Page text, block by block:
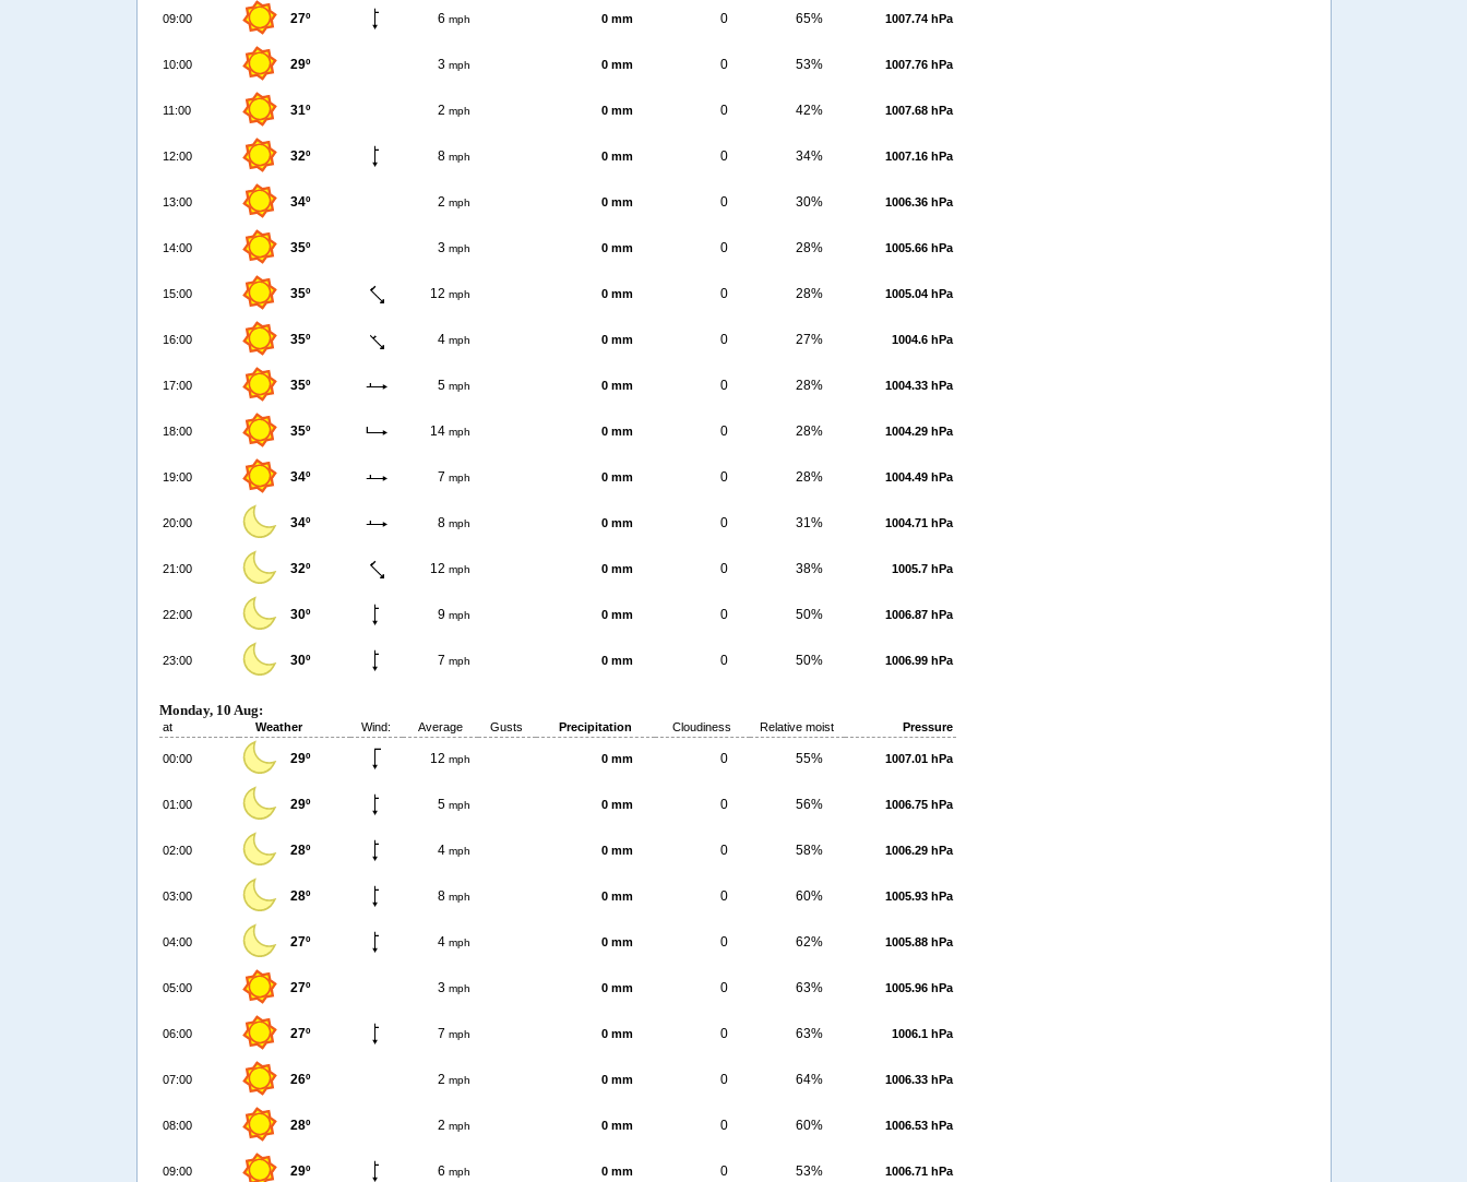
09:00 27º 6 mph 0 mm 0 65% 1007.74 hPa
10:00 29º 3 mph 0 mm 0 53% 1007.76 hPa
11:00 31º 2 mph 0 mm 0 42% 1007.68 hPa
12:00 32º 8 mph 0 mm 0 34% 1007.16 hPa
13:00 34º 2 mph 0 mm 0 30% 1006.36 hPa
14:00 35º 3 mph 0 mm 0 28% 1005.66 hPa
15:00 35º 12 mph 0 mm 0 28% 1005.04 hPa
16:00 35º 4 mph 0 mm 0 27% 1004.6 hPa
17:00 35º 5 mph 0 mm 0 28% 1004.33 hPa
18:00 35º 14 mph 0 mm 0 28% 1004.29 hPa
19:00 34º 7 mph 0 mm 0 28% 1004.49 hPa
20:00 34º 8 mph 0 mm 0 31% 1004.71 hPa
21:00 32º 12 mph 0 mm 0 38% 1005.7 hPa
22:00 30º 9 mph 0 mm 0 50% 1006.87 hPa
23:00 30º 7 mph 0 mm 0 50% 1006.99 hPa
Monday, 10 Aug:
at Weather Wind: Average Gusts Precipitation Cloudiness Relative moist Pressure
00:00 29º 12 mph 0 mm 0 55% 1007.01 hPa
01:00 29º 5 mph 0 mm 0 56% 1006.75 hPa
02:00 28º 4 mph 0 mm 0 58% 1006.29 hPa
03:00 28º 8 mph 0 mm 0 60% 1005.93 hPa
04:00 27º 4 mph 0 mm 0 62% 1005.88 hPa
05:00 27º 3 mph 0 mm 0 63% 1005.96 hPa
06:00 27º 7 mph 0 mm 0 63% 1006.1 hPa
07:00 26º 2 mph 0 mm 0 64% 1006.33 hPa
08:00 28º 2 mph 0 mm 0 60% 1006.53 hPa
09:00 29º 6 mph 0 mm 0 53% 1006.71 hPa